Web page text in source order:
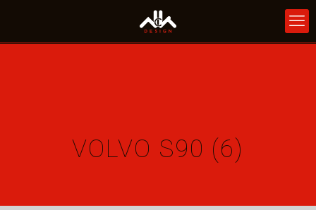
VOLVO S90 (6)